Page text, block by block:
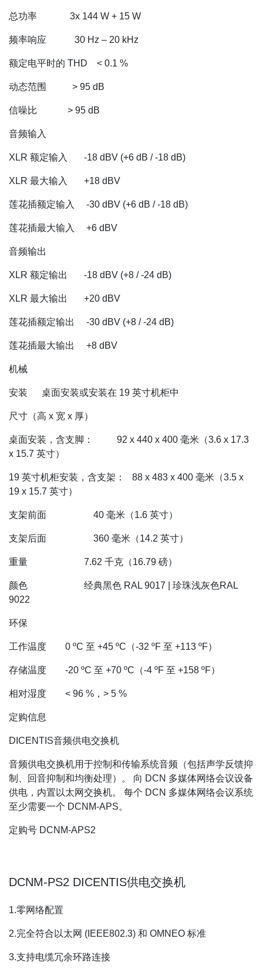
总功率 3x 144 W + 15 W
频率响应 30 Hz – 20 kHz
额定电平时的 THD < 0.1 %
动态范围 > 95 dB
信噪比 > 95 dB
音频输入
XLR 额定输入 -18 dBV (+6 dB / -18 dB)
XLR 最大输入 +18 dBV
莲花插额定输入 -30 dBV (+6 dB / -18 dB)
莲花插最大输入 +6 dBV
音频输出
XLR 额定输出 -18 dBV (+8 / -24 dB)
XLR 最大输出 +20 dBV
莲花插额定输出 -30 dBV (+8 / -24 dB)
莲花插最大输出 +8 dBV
机械
安装 桌面安装或安装在 19 英寸机柜中
尺寸（高 x 宽 x 厚）
桌面安装，含支脚： 92 x 440 x 400 毫米（3.6 x 17.3
x 15.7 英寸）
19 英寸机柜安装，含支架： 88 x 483 x 400 毫米（3.5 x
19 x 15.7 英寸）
支架前面 40 毫米（1.6 英寸）
支架后面 360 毫米（14.2 英寸）
重量 7.62 千克（16.79 磅）
颜色 经典黑色 RAL 9017 | 珍珠浅灰色RAL
9022
环保
工作温度 0 ºC 至 +45 ºC（-32 ºF 至 +113 ºF）
存储温度 -20 ºC 至 +70 ºC（-4 ºF 至 +158 ºF）
相对湿度 < 96 %，> 5 %
定购信息
DICENTIS音频供电交换机
音频供电交换机用于控制和传输系统音频（包括声学反馈抑
制、回音抑制和均衡处理）。 向 DCN 多媒体网络会议设备
供电，内置以太网交换机。 每个 DCN 多媒体网络会议系统
至少需要一个 DCNM‑APS。
定购号 DCNM-APS2
DCNM-PS2 DICENTIS供电交换机
1.零网络配置
2.完全符合以太网 (IEEE802.3) 和 OMNEO 标准
3.支持电缆冗余环路连接